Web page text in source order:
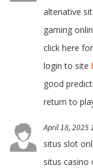
altenative
gaming
click here
login to site
good
return to
April 18, 2025
situs slot
situs casino